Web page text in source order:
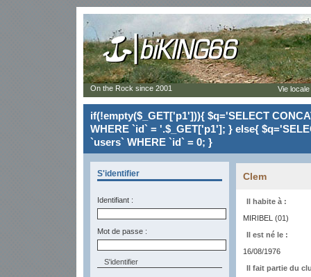
if(!empty($_GET['p1'])){ $q='SELECT
WHERE `id` = '.$_GET['p1']; } else{
`users` WHERE `id` = 0; }
S'identifier
Identifiant :
Mot de passe :
Clem
Il habite à :
MIRIBEL (01)
Il est né le :
16/08/1976
Il fait partie du
On the Rock since 2001 Vie